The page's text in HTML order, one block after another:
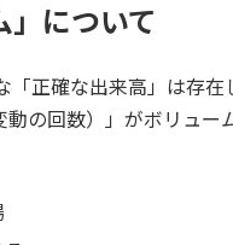
」について
正確な出来高」は存在
の回数）」がボリュー